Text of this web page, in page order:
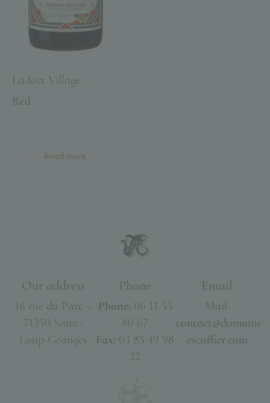
Ladoix Village
Red
Read more
Our address
16 rue du Parc –
71350 Saint-
Loup-Géanges
Phone
Phone: 06 11 55
80 67
Fax: 03 85 49 98
22
Email
Mail:
contact@domaine-
escoffier.com